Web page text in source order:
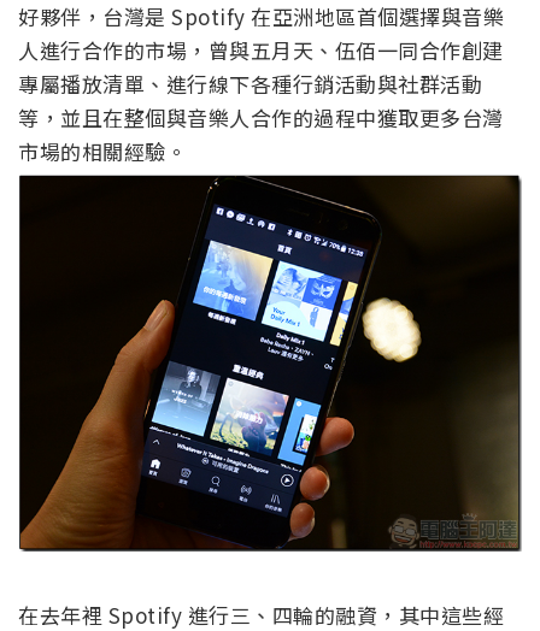
好夥伴，台灣是 Spotify 在亞洲地區首個選擇與音樂
人進行合作的市場，曾與五月天、伍佰一同合作創建
專屬播放清單、進行線下各種行銷活動與社群活動
等，並且在整個與音樂人合作的過程中獲取更多台灣
市場的相關經驗。
在去年裡 Spotify 進行三、四輪的融資，其中這些經